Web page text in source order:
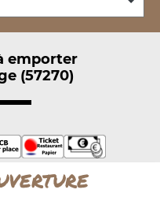
emporter
(57270)